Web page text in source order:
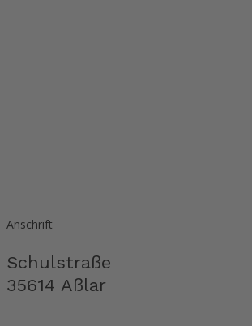
Anschrift
Schulstraße
35614 Aßlar